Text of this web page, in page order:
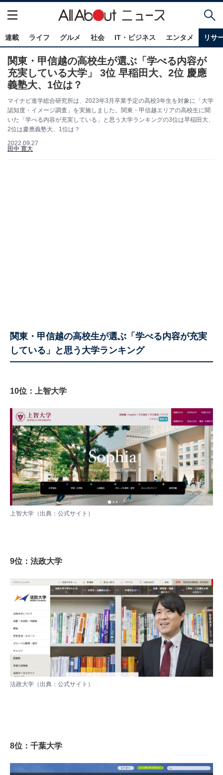
連載 ライフ グルメ 社会 IT・ビジネス エンタメ リサ
関東・甲信越の高校生が選ぶ「学べる内容が
充実している大学」 3位 早稲田大、2位 慶應
義塾大、1位は？
マイナビ進学総合研究所は、2023年3月卒業予定の高校3年生を対象に「大学
認知度・イメージ調査」を実施しました。関東・甲信越エリアの高校生に聞
いた「学べる内容が充実している」と思う大学ランキングの3位は早稲田大、
2位は慶應義塾大、1位は？
2022.09.27
田中 寛大
関東・甲信越の高校生が選ぶ「学べる内容が充実
している」と思う大学ランキング
10位：上智大学
上智大学（出典： 公式サイト ）
9位：法政大学
法政大学（出典： 公式サイト ）
8位：千葉大学